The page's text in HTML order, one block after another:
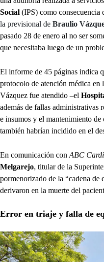
Social (IPS) como consecuencia
la previsional de Braulio
pasado 28 de enero al no ser
que necesitaba luego de un
El informe de 45 páginas indica
protocolo de atención médica en
Vázquez fue atendido –el
además de fallas administrativas
e insumos y el mantenimiento
también habrían incidido en el
En comunicación con ABC
Melgarejo, titular de la
pormenorizado de la “cadena de
derivaron en la muerte del
Error en triaje y falla de